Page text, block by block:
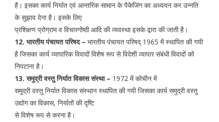
है। इसका कार्य निर्यात एवं आन्तरिक सामान के पैकेजिंग का अध्ययन कर उन्नति
के सुझाव देना है। इसके लिए
प्रशिक्षण प्रोग्राम व विचारगोष्ठी आदि की व्यवस्था इसके द्वारा की जाती है।
12. भारतीय पंचायत परिषद – भारतीय पंचायत परिषद् 1965 में स्थापित की गयी
है जिसका कार्य व्यापारिक विवादों विशेष रूप से विदेशी व्यापार संबंधी विवादों को
निपटाना है।
13. समुद्री वस्तु निर्यात विकास संस्था – 1972 में कोचीन में
समुद्री वस्तु निर्यात विकास संस्थान स्थापित की गयी जिसका कार्य समुद्री वस्तु
उद्योग का विकास, निर्यातों की दृष्टि
से विशेष रूप से करना है।